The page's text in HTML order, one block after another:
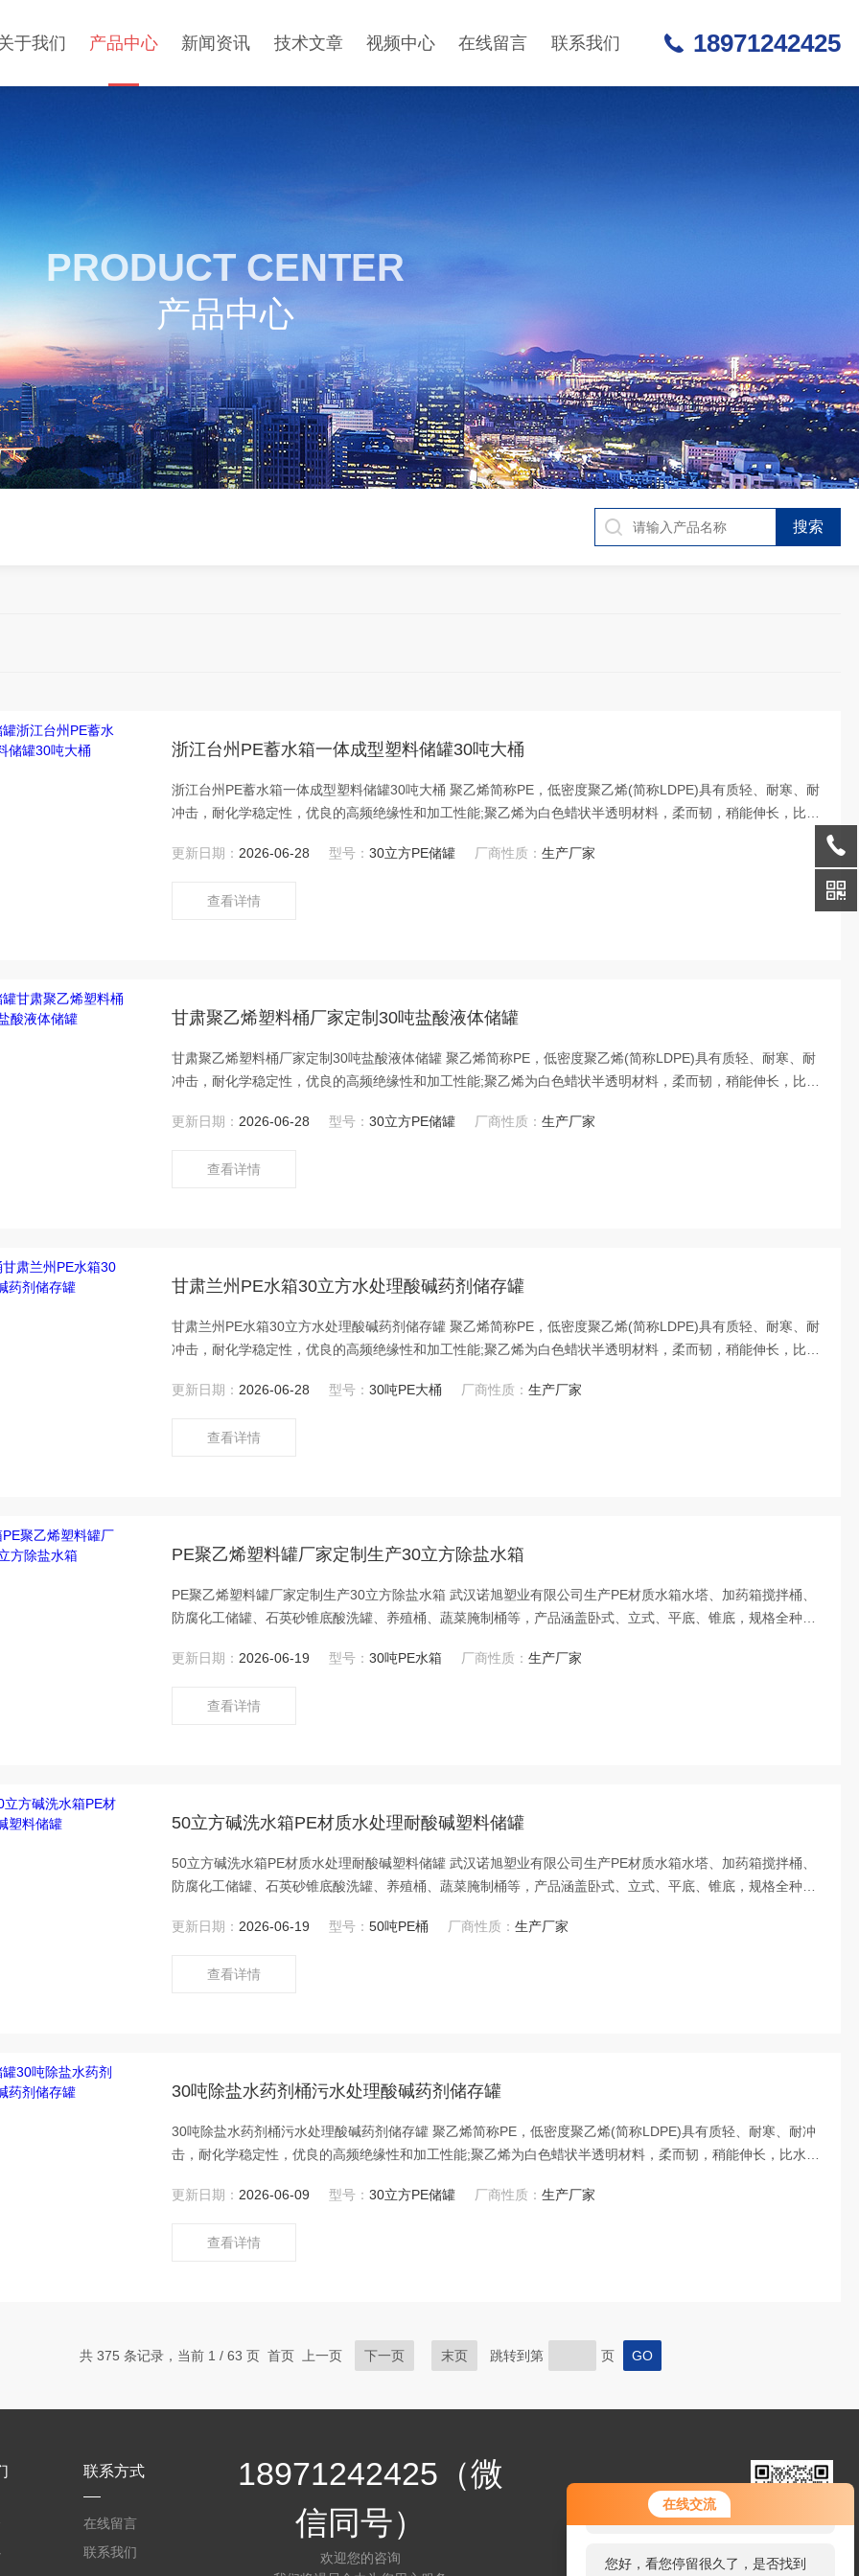
在线交流
您好！欢迎前来咨询，很高兴为您
服务，请问您要咨询什么问题呢？
您好，看您停留很久了，是否找到
于我们 产品中心 新闻资讯 技术文章 视频中心 在线留言 联系我们 18971242425
PRODUCT CENTER
产品中心
浙江台州PE蓄水箱一体成型塑料储罐30吨大桶
浙江台州PE蓄水箱一体成型塑料储罐30吨大桶 聚乙烯简称PE，低密度聚乙烯(简称LDPE)具有质轻、耐寒、耐
冲击，耐化学稳定性，优良的高频绝缘性和加工性能;聚乙烯为白色蜡状半透明材料，柔而韧，稍能伸长，比水
更新日期： 2026-06-28 型号：30立方PE储罐 厂商性质：生产厂家
查看详情
甘肃聚乙烯塑料桶厂家定制30吨盐酸液体储罐
甘肃聚乙烯塑料桶厂家定制30吨盐酸液体储罐 聚乙烯简称PE，低密度聚乙烯(简称LDPE)具有质轻、耐寒、耐
冲击，耐化学稳定性，优良的高频绝缘性和加工性能;聚乙烯为白色蜡状半透明材料，柔而韧，稍能伸长，比水
更新日期： 2026-06-28 型号：30立方PE储罐 厂商性质：生产厂家
查看详情
甘肃兰州PE水箱30立方水处理酸碱药剂储存罐
甘肃兰州PE水箱30立方水处理酸碱药剂储存罐 聚乙烯简称PE，低密度聚乙烯(简称LDPE)具有质轻、耐寒、耐
冲击，耐化学稳定性，优良的高频绝缘性和加工性能;聚乙烯为白色蜡状半透明材料，柔而韧，稍能伸长，比水
更新日期： 2026-06-28 型号：30吨PE大桶 厂商性质：生产厂家
查看详情
PE聚乙烯塑料罐厂家定制生产30立方除盐水箱
PE聚乙烯塑料罐厂家定制生产30立方除盐水箱 武汉诺旭塑业有限公司生产PE材质水箱水塔、加药箱搅拌桶、
防腐化工储罐、石英砂锥底酸洗罐、养殖桶、蔬菜腌制桶等，产品涵盖卧式、立式、平底、锥底，规格全种类
更新日期： 2026-06-19 型号：30吨PE水箱 厂商性质：生产厂家
查看详情
50立方碱洗水箱PE材质水处理耐酸碱塑料储罐
50立方碱洗水箱PE材质水处理耐酸碱塑料储罐 武汉诺旭塑业有限公司生产PE材质水箱水塔、加药箱搅拌桶、
防腐化工储罐、石英砂锥底酸洗罐、养殖桶、蔬菜腌制桶等，产品涵盖卧式、立式、平底、锥底，规格全种类
更新日期： 2026-06-19 型号：50吨PE桶 厂商性质：生产厂家
查看详情
30吨除盐水药剂桶污水处理酸碱药剂储存罐
30吨除盐水药剂桶污水处理酸碱药剂储存罐 聚乙烯简称PE，低密度聚乙烯(简称LDPE)具有质轻、耐寒、耐冲
击，耐化学稳定性，优良的高频绝缘性和加工性能;聚乙烯为白色蜡状半透明材料，柔而韧，稍能伸长，比水
更新日期： 2026-06-09 型号：30立方PE储罐 厂商性质：生产厂家
查看详情
共 375 条记录，当前 1 / 63 页 首页 上一页 下一页 末页 跳转到第 页
联系方式
在线留言
联系我们
18971242425（微
信同号）
欢迎您的咨询
扫码加微信